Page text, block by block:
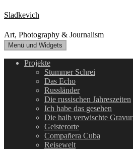
Zum
Inhalt
springen
Sladkevich
Art, Photography & Journalism
Menü und Widgets
Projekte
Stummer Schrei
Das Echo
Russländer
Die russischen Jahreszeiten
Ich habe das gesehen
Die halb verwischte Gravur
Geisterorte
Compañera Cuba
Reisewelt